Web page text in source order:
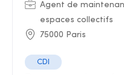
Agent de
espaces collectifs
75000 Paris
CDI